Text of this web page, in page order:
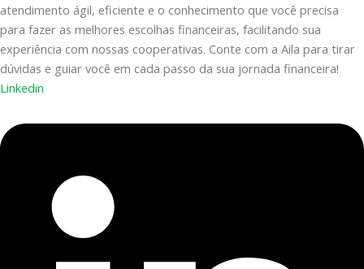
atendimento ágil, eficiente e o conhecimento que você precisa
para fazer as melhores escolhas financeiras, facilitando sua
experiência com nossas cooperativas. Conte com a Aila para tirar
dúvidas e guiar você em cada passo da sua jornada financeira!
Linkedin